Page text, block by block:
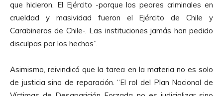
o
d
u
c
o
r
que hicieron. El Ejército -porque los peores criminales en
crueldad y masividad fueron el Ejército de Chile y
Carabineros de Chile-. Las instituciones jamás han pedido
disculpas por los hechos”.
Asimismo, reivindicó que la tarea en la materia no es solo
de justicia sino de reparación. “El rol del Plan Nacional de